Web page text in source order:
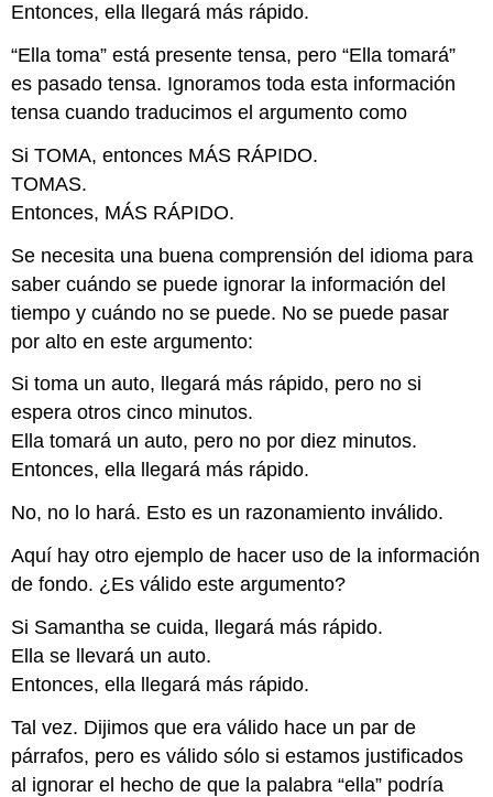
Entonces, ella llegará más rápido.
“Ella toma” está presente tensa, pero “Ella tomará”
es pasado tensa. Ignoramos toda esta información
tensa cuando traducimos el argumento como
Si TOMA, entonces MÁS RÁPIDO.
TOMAS.
Entonces, MÁS RÁPIDO.
Se necesita una buena comprensión del idioma para
saber cuándo se puede ignorar la información del
tiempo y cuándo no se puede. No se puede pasar
por alto en este argumento:
Si toma un auto, llegará más rápido, pero no si
espera otros cinco minutos.
Ella tomará un auto, pero no por diez minutos.
Entonces, ella llegará más rápido.
No, no lo hará. Esto es un razonamiento inválido.
Aquí hay otro ejemplo de hacer uso de la información
de fondo. ¿Es válido este argumento?
Si Samantha se cuida, llegará más rápido.
Ella se llevará un auto.
Entonces, ella llegará más rápido.
Tal vez. Dijimos que era válido hace un par de
párrafos, pero es válido sólo si estamos justificados
al ignorar el hecho de que la palabra “ella” podría